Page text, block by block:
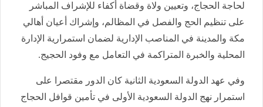
لحاجة الحجاج، وتعيين ولاة وقضاة أكفاء للإشراف المباشر
على تنظيم الحج والفصل في المظالم، وإشراك أعيان أهالي
مكة والمدينة في المناصب الإدارية لضمان استمرارية الإدارة
المحلية والخبرة المتراكمة في التعامل مع وفود الحجيج.
وفي عهد الدولة السعودية الثانية كان الدور مقتصرا على
استمرار نهج الدولة السعودية الأولى في تأمين قوافل الحجاج